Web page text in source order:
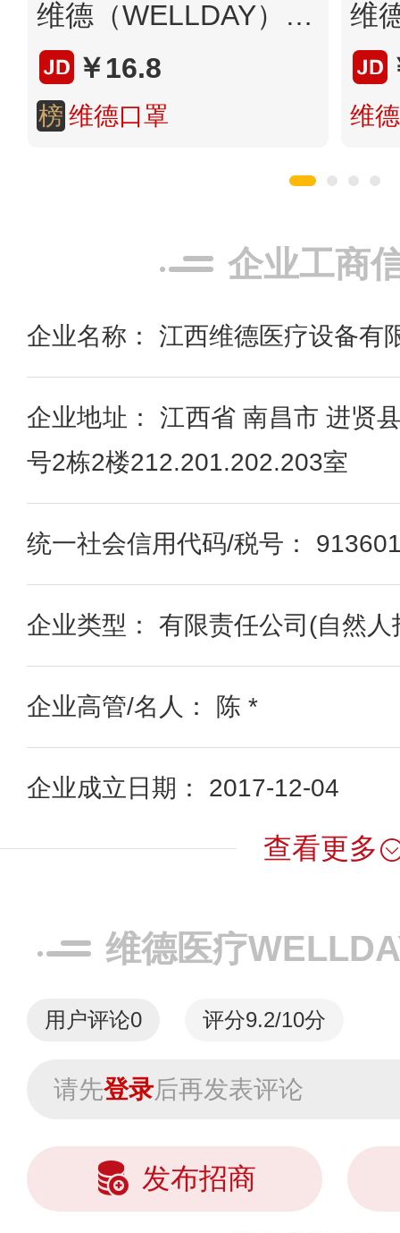
维德（WELLDAY）一次性医用口罩挂耳式三层无菌级防细菌飞沫轻薄透气防护隔离粉尘 【医用外科灭菌】白色100只-10只/袋
￥16.8
榜 维德口罩 维
企业工商
企业名称： 江西维德医疗设备有
企业地址： 江西省 南昌市 进贤
号2栋2楼212.201.202.203室
统一社会信用代码/税号：
企业类型： 有限责任公司(自然人
企业高管/名人： 陈 *
企业成立日期： 2017-12-04
查看更多
维德医疗
用户评论0 评分9.2/10分
请先登录后再发表评论
发布招商